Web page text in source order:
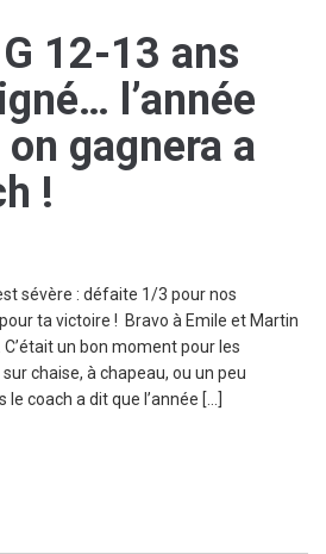
12-13 ans
l’année
gagnera a
!
sévère : défaite 1/3 pour nos
ta victoire ! Bravo à Emile et Martin
un bon moment pour les
chaise, à chapeau, ou un peu
coach a dit que l’année […]